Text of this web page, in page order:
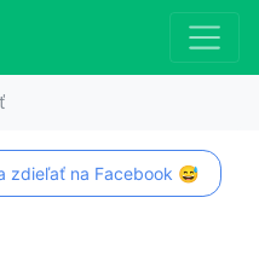
zdieľať na Facebook 😅